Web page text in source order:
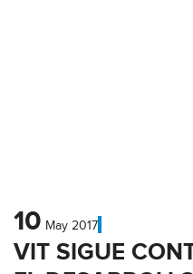
10 May 2017
VIT SIGUE